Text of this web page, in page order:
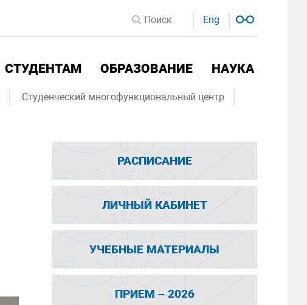
Eng
СТУДЕНТАМ ОБРАЗОВАНИЕ НАУКА
Студенческий многофункциональный центр
РАСПИСАНИЕ
ЛИЧНЫЙ КАБИНЕТ
УЧЕБНЫЕ МАТЕРИАЛЫ
ПРИЕМ – 2026